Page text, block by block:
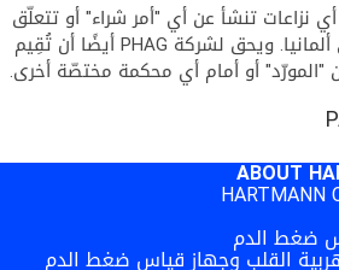
تنشأ عن أي "أمر شراء" أو تتعلّق
به على محاكم ميونيخ في ألمانيا. ويحق لشركة PHAG أيضًا أن تُقِيم
"المورّد" أو أمام أي محكمة مختصّة أخرى.
ABOUT
HARTMANN
ضغط الدم
القلب وجهاز قياس ضغط الدم